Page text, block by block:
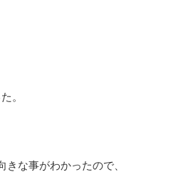
。
な事がわかったので、